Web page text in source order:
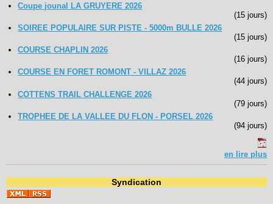
Coupe jounal LA GRUYERE 2026
(15 jours)
SOIREE POPULAIRE SUR PISTE - 5000m BULLE 2026
(15 jours)
COURSE CHAPLIN 2026
(16 jours)
COURSE EN FORET ROMONT - VILLAZ 2026
(44 jours)
COTTENS TRAIL CHALLENGE 2026
(79 jours)
TROPHEE DE LA VALLEE DU FLON - PORSEL 2026
(94 jours)
en lire plus
Syndication